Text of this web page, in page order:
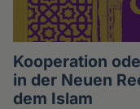
Kooperation
in der Neuen
dem Islam